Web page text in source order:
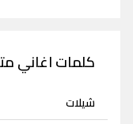
كلمات اغاني
شيلات